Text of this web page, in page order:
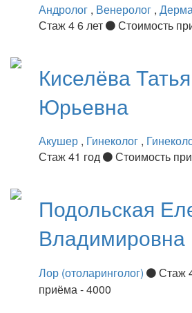
Андролог , Венеролог ,
Стаж 4 6 лет
Стоимость
Киселёва
Юрьевна
Акушер , Гинеколог ,
Стаж 41 год
Стоимость
Подольская
Владимировна
Лор (отоларинголог) Стаж
приёма - 4000